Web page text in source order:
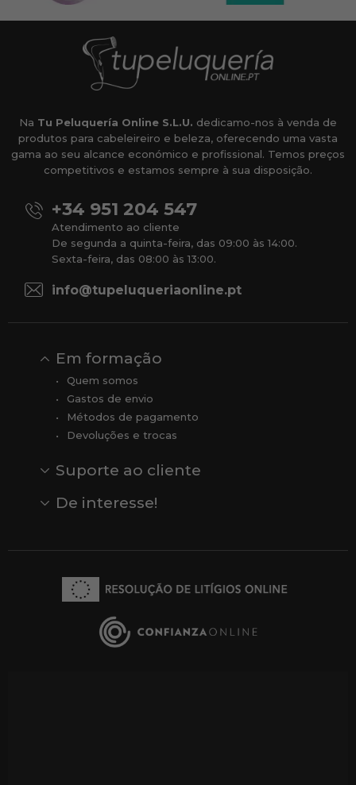
Na Tu Peluquería Online S.L.U. dedicamo-nos à venda de
produtos para cabeleireiro e beleza, oferecendo uma vasta
gama ao seu alcance económico e profissional. Temos preços
competitivos e estamos sempre à sua disposição.
+34 951 204 547
Atendimento ao cliente
De segunda a quinta-feira, das 09:00 às 14:00.
Sexta-feira, das 08:00 às 13:00.
info@tupeluqueriaonline.pt
Em formação
Quem somos
Gastos de envio
Métodos de pagamento
Devoluções e trocas
Suporte ao cliente
Comentários
Comentários do Google
De interesse!